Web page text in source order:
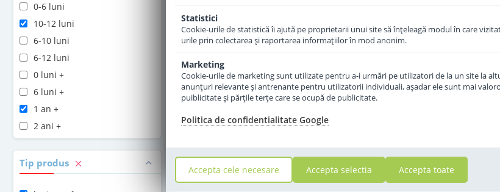
0-6 luni
10-12 luni
6-10 luni
6-12 luni
0 luni +
6 luni +
1 an +
2 ani +
Tip produs
Lapte praf Humana
Kindergetrank 1+ DE de la 1
42,00 Lei
Statistici
Cookie-urile de statistică îi ajută pe proprietarii unui site să înţeleagă modul în care
urile prin colectarea şi raportarea informaţiilor în mod anonim.
Marketing
Cookie-urile de marketing sunt utilizate pentru a-i urmări pe utilizatori de la un site la
anunţuri relevante şi antrenante pentru utilizatorii individuali, aşadar ele sunt mai
puiblicitate şi părţile terţe care se ocupă de publicitate.
Politica de confidentialitate Google
Accepta cele necesare Accepta selectia Accepta toate